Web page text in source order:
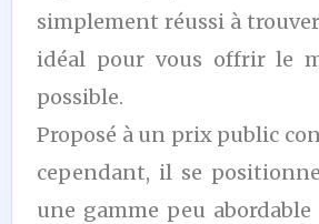
simplement réussi à
idéal pour vous offrir le
possible.
Proposé à un prix public
cependant, il se
une gamme peu